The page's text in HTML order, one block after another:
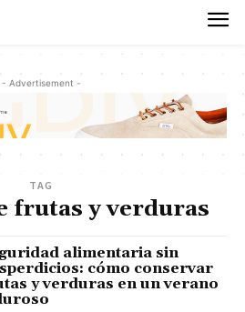
- Advertisement -
TAG
frutas y verduras
alimentaria sin
cómo conservar
y verduras en un verano